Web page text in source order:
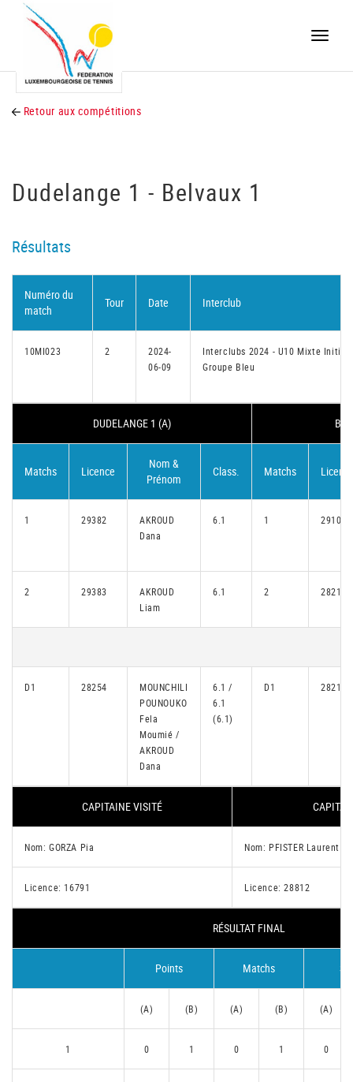
Toggle
Retour aux compétitions
Dudelange 1 - Belvaux 1
Résultats
Numéro du
match
Tour Date Interclub
10MI023 2
2024-
06-09
Interclubs 2024 - U10 Mixte Initiés
Groupe Bleu
DUDELANGE 1 (A)
Matchs Licence
Nom &
Prénom
Class. Matchs
1 29382
AKROUD
Dana
6.1 1 29109
2 29383
AKROUD
Liam
6.1 2 28216
D1 28254
MOUNCHILI
POUNOUKO
Fela
Moumié /
AKROUD
Dana
6.1 /
6.1
(6.1)
D1 28216
CAPITAINE VISITÉ
Nom: GORZA Pia Nom: PFISTER Laurent
Licence: 16791 Licence: 28812
RÉSULTAT FINAL
Points Matchs
(A) (B) (A) (B) (A)
1 0 1 0 1 0